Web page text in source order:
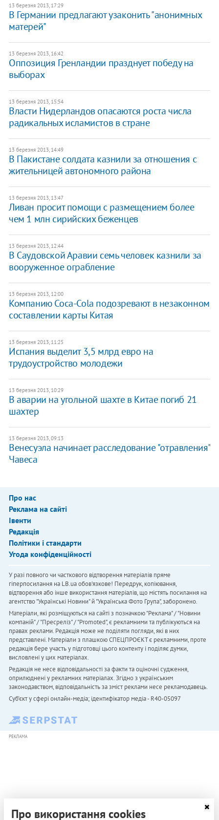
13 березня 2013, 17:29
В Германии предлагают узаконить "анонимных
матерей"
13 березня 2013, 16:42
Оппозиция Гренландии празднует победу на
выборах
13 березня 2013, 15:54
Власти Нидерландов опасаются роста числа
радикальных исламистов в стране
13 березня 2013, 14:49
В Пакистане солдата казнили за отношения с
жительницей автономного района
13 березня 2013, 13:47
Ливан просит помощи с размещением более
чем 1 млн сирийских беженцев
13 березня 2013, 12:44
В Саудовской Аравии семь человек казнили за
вооруженное ограбление
13 березня 2013, 12:00
Компанию Coca-Cola подозревают в незаконном
составлении карты Китая
13 березня 2013, 11:25
Испания выделит 3,5 млрд евро на
трудоустройство молодежи
13 березня 2013, 10:29
​В аварии на угольной шахте в Китае погиб 21
шахтер
13 березня 2013, 09:13
Венесуэла начинает расследование "отравления"
Чавеса
Про нас
Реклама на сайті
Івенти
Редакція
Політики і стандарти
Угода конфіденційності
У разі повного чи часткового відтворення матеріалів пряме
гіперпосилання на LB.ua обов'язкове! Передрук, копіювання,
відтворення або інше використання матеріалів, що містять посилання на
агентство "Українськi Новини" й "Українська Фото Група", заборонено.
Матеріали, які розміщуються на сайті з позначкою "Реклама" / "Новини
компаній" / "Пресреліз" / "Promoted", є рекламними та публікуються на
правах реклами. Редакція може не поділяти погляди, які в них
представлені. Матеріали з плашкою СПЕЦПРОЄКТ є рекламними, проте
редакція бере участь у підготовці цього контенту і поділяє думки,
висловлені у цих матеріалах.
Редакція не несе відповідальності за факти та оціночні судження,
оприлюднені у рекламних матеріалах. Згідно з українським
законодавством, відповідальність за зміст реклами несе рекламодавець.
Cуб'єкт у сфері онлайн-медіа; ідентифікатор медіа - R40-05097
РЕКЛАМА
Про використання cookies